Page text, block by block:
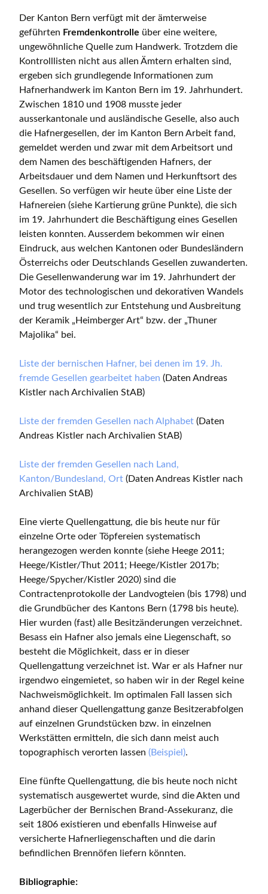
Der Kanton Bern verfügt mit der ämterweise
geführten Fremdenkontrolle über eine weitere,
ungewöhnliche Quelle zum Handwerk. Trotzdem die
Kontrolllisten nicht aus allen Ämtern erhalten sind,
ergeben sich grundlegende Informationen zum
Hafnerhandwerk im Kanton Bern im 19. Jahrhundert.
Zwischen 1810 und 1908 musste jeder
ausserkantonale und ausländische Geselle, also auch
die Hafnergesellen, der im Kanton Bern Arbeit fand,
gemeldet werden und zwar mit dem Arbeitsort und
dem Namen des beschäftigenden Hafners, der
Arbeitsdauer und dem Namen und Herkunftsort des
Gesellen. So verfügen wir heute über eine Liste der
Hafnereien (siehe Kartierung grüne Punkte), die sich
im 19. Jahrhundert die Beschäftigung eines Gesellen
leisten konnten. Ausserdem bekommen wir einen
Eindruck, aus welchen Kantonen oder Bundesländern
Österreichs oder Deutschlands Gesellen zuwanderten.
Die Gesellenwanderung war im 19. Jahrhundert der
Motor des technologischen und dekorativen Wandels
und trug wesentlich zur Entstehung und Ausbreitung
der Keramik „Heimberger Art“ bzw. der „Thuner
Majolika“ bei.
Liste der bernischen Hafner, bei denen im 19. Jh.
fremde Gesellen gearbeitet haben (Daten Andreas
Kistler nach Archivalien StAB)
Liste der fremden Gesellen nach Alphabet (Daten
Andreas Kistler nach Archivalien StAB)
Liste der fremden Gesellen nach Land,
Kanton/Bundesland, Ort (Daten Andreas Kistler nach
Archivalien StAB)
Eine vierte Quellengattung, die bis heute nur für
einzelne Orte oder Töpfereien systematisch
herangezogen werden konnte (siehe Heege 2011;
Heege/Kistler/Thut 2011; Heege/Kistler 2017b;
Heege/Spycher/Kistler 2020) sind die
Contractenprotokolle der Landvogteien (bis 1798) und
die Grundbücher des Kantons Bern (1798 bis heute).
Hier wurden (fast) alle Besitzänderungen verzeichnet.
Besass ein Hafner also jemals eine Liegenschaft, so
besteht die Möglichkeit, dass er in dieser
Quellengattung verzeichnet ist. War er als Hafner nur
irgendwo eingemietet, so haben wir in der Regel keine
Nachweismöglichkeit. Im optimalen Fall lassen sich
anhand dieser Quellengattung ganze Besitzerabfolgen
auf einzelnen Grundstücken bzw. in einzelnen
Werkstätten ermitteln, die sich dann meist auch
topographisch verorten lassen (Beispiel).
Eine fünfte Quellengattung, die bis heute noch nicht
systematisch ausgewertet wurde, sind die Akten und
Lagerbücher der Bernischen Brand-Assekuranz, die
seit 1806 existieren und ebenfalls Hinweise auf
versicherte Hafnerliegenschaften und die darin
befindlichen Brennöfen liefern könnten.
Bibliographie: